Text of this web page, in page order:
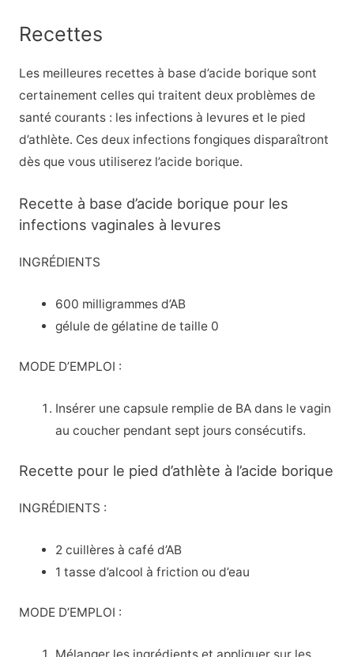
Recettes
Les meilleures recettes à base d’acide borique sont
certainement celles qui traitent deux problèmes de
santé courants : les infections à levures et le pied
d’athlète. Ces deux infections fongiques disparaîtront
dès que vous utiliserez l’acide borique.
Recette à base d’acide borique pour les
infections vaginales à levures
INGRÉDIENTS
600 milligrammes d’AB
gélule de gélatine de taille 0
MODE D’EMPLOI :
Insérer une capsule remplie de BA dans le vagin
au coucher pendant sept jours consécutifs.
Recette pour le pied d’athlète à l’acide borique
INGRÉDIENTS :
2 cuillères à café d’AB
1 tasse d’alcool à friction ou d’eau
MODE D’EMPLOI :